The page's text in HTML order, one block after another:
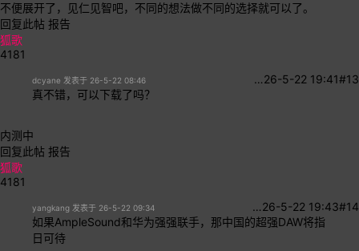
不便展开了，见仁见智吧，不同的想法做不同的选择就可以了。
回复此帖 报告
狐歌
4181
#13
26-5-22 19:41
…
dcyane 发表于 26-5-22 08:46
真不错，可以下载了吗？
内测中
回复此帖 报告
狐歌
4181
#14
26-5-22 19:43
…
yangkang 发表于 26-5-22 09:34
如果AmpleSound和华为强强联手，那中国的超强DAW将指
日可待